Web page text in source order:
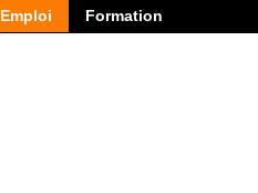
Emploi Formation